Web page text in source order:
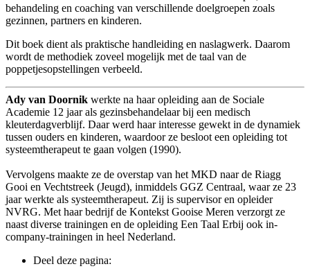
behandeling en coaching van verschillende doelgroepen zoals
gezinnen, partners en kinderen.
Dit boek dient als praktische handleiding en naslagwerk. Daarom
wordt de methodiek zoveel mogelijk met de taal van de
poppetjesopstellingen verbeeld.
Ady van Doornik werkte na haar opleiding aan de Sociale
Academie 12 jaar als gezinsbehandelaar bij een medisch
kleuterdagverblijf. Daar werd haar interesse gewekt in de dynamiek
tussen ouders en kinderen, waardoor ze besloot een opleiding tot
systeemtherapeut te gaan volgen (1990).
Vervolgens maakte ze de overstap van het MKD naar de Riagg
Gooi en Vechtstreek (Jeugd), inmiddels GGZ Centraal, waar ze 23
jaar werkte als systeemtherapeut. Zij is supervisor en opleider
NVRG. Met haar bedrijf de Kontekst Gooise Meren verzorgt ze
naast diverse trainingen en de opleiding Een Taal Erbij ook in-
company-trainingen in heel Nederland.
Deel deze pagina: